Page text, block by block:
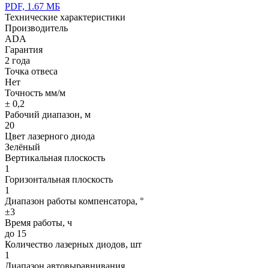
PDF, 1.67 МБ
Технические характеристики
Производитель
ADA
Гарантия
2 года
Точка отвеса
Нет
Точность мм/м
± 0,2
Рабочий диапазон, м
20
Цвет лазерного диода
Зелёный
Вертикальная плоскость
1
Горизонтальная плоскость
1
Диапазон работы компенсатора, °
±3
Время работы, ч
до 15
Количество лазерных диодов, шт
1
Диапазон автовыравнивания